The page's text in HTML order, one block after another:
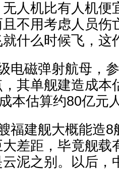
人机比有人机便
不用考虑人员伤
什么时候飞，这
电磁弹射航母，
其单舰建造成本
本估算约80亿元
福建舰大概能造8
差距，毕竟舰载
泥之别。以后，